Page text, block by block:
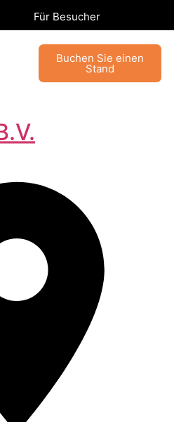
Für Besucher
Buchen Sie einen
Stand